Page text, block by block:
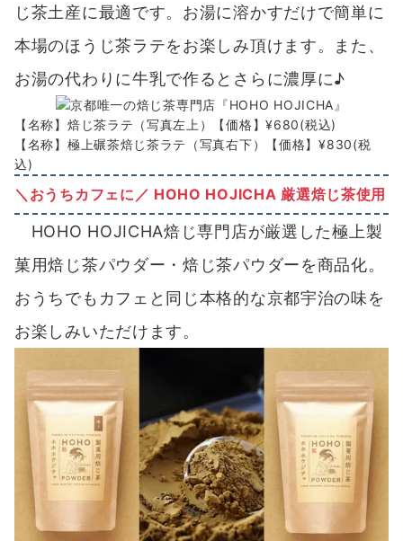
じ茶土産に最適です。お湯に溶かすだけで簡単に
本場のほうじ茶ラテをお楽しみ頂けます。また、
お湯の代わりに牛乳で作るとさらに濃厚に♪
【名称】焙じ茶ラテ（写真左上）【価格】¥680(税込)
【名称】極上碾茶焙じ茶ラテ（写真右下）【価格】¥830(税
込)
＼おうちカフェに／ HOHO HOJICHA 厳選焙じ茶使用
HOHO HOJICHA焙じ専門店が厳選した極上製
菓用焙じ茶パウダー・焙じ茶パウダーを商品化。
おうちでもカフェと同じ本格的な京都宇治の味を
お楽しみいただけます。